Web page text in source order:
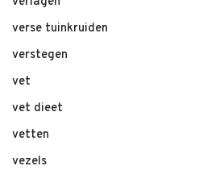
verse tuinkruiden
verstegen
vet
vet dieet
vetten
vezels